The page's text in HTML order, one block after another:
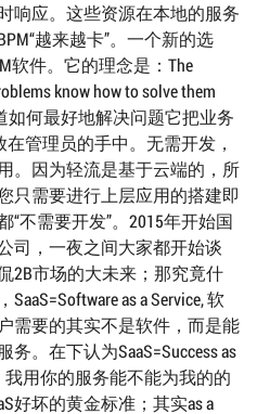
响应。这些资源在本地的服务
越来越卡”。一个新的选
软件。它的理念是：The
know how to solve them
如何最好地解决问题它把业务
管理员的手中。无需开发，
。因为轻流是基于云端的，所
只需要进行上层应用的搭建即
不需要开发”。2015年开始国
司，一夜之间大家都开始谈
2B市场的大未来；那究竟什
as a Service, 软
需要的其实不是软件，而是能
。在下认为SaaS=Success as
我用你的服务能不能为我的的
好坏的黄金标准；其实as a